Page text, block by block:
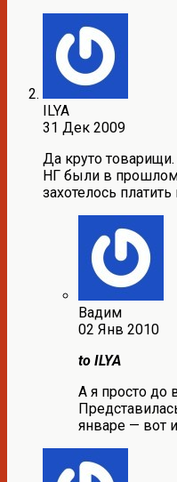
ILYA
31 Дек 2009
Да круто
НГ были в прошлом
захотелось
Вадим
02 Янв 2010
to ILYA
А я просто до
январе — вот